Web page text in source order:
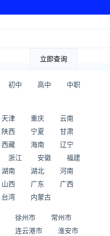
立即查询
初中 高中
中职
天津 重庆
云南
陕西 宁夏
甘肃
西藏 海南
辽宁
浙江 安徽
福建
湖南 湖北
河南
山西 广东
广西
台湾 内蒙古
徐州市
常州市
连云港市
淮安市